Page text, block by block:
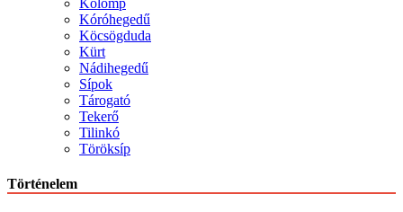
Kolomp
Kóróhegedű
Köcsögduda
Kürt
Nádihegedű
Sípok
Tárogató
Tekerő
Tilinkó
Töröksíp
Történelem